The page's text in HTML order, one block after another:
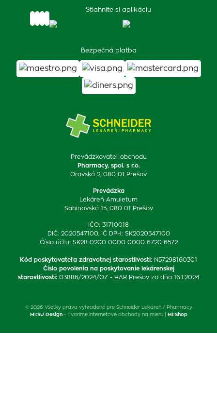
Prevádzkovateľ obchodu
Pharmacy, spol. s r.o.
Oravská 2, 080 01 Prešov
Prevádzka
Lekáreň Amuletum
Sabinovská 15, 080 01 Prešov
IČO: 31710018
DIČ: 2020547100, IČ DPH: SK2020547100
Číslo účtu: SK28 0200 0000 0000 6720 6572
Kód poskytovateľa zdravotnej starostlivosti: N57298160301
Číslo povolenia na poskytovanie lekárenskej
starostlivosti: 03886/2024/OZ - HAR Prešov zo dňa 16.1.2024
Stiahnite si aplikáciu
Bezpečná platba
© 2026 Všetky práva vyhradené pre Schneider Lekáreň / Pharmacy
MI:SU Design- Tvoríme internetové obchody na mieru | MI:Shop